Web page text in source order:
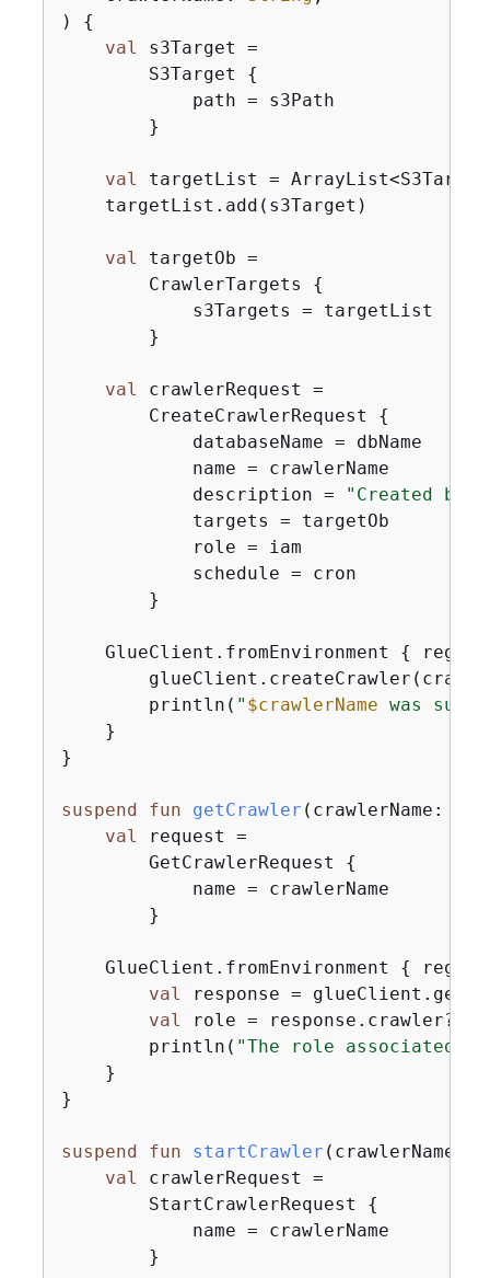
)
{
val
s3Target =
        S3Target
{
            path = s3Path
        }
val
targetList =
    targetList.add(s3Target)
val
targetOb =
        CrawlerTargets
{
            s3Targets = targetList
        }
val
crawlerRequest =
        CreateCrawlerRequest
{
            databaseName = dbName
            name = crawlerName
            description =
"Created by
            targets = targetOb
            role = iam
            schedule = cron
        }
    GlueClient.fromEnvironment
{
        println(
" $crawlerName was
    }
}
suspend fun getCrawler (crawlerName:
val
request =
        GetCrawlerRequest
{
            name = crawlerName
        }
    GlueClient.fromEnvironment
{
val
response =
val
role =
        println(
"The role associated
    }
}
suspend fun startCrawler (crawlerName:
val
crawlerRequest =
        StartCrawlerRequest
{
            name = crawlerName
        }